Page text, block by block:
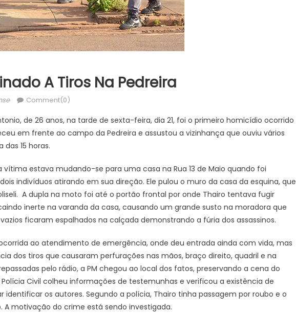
A Tiros Na Pedreira
Comment(0)
de 26 anos, na tarde de sexta-feira, dia 21, foi o primeiro homicídio ocorrido
em frente ao campo da Pedreira e assustou a vizinhança que ouviu vários
15 horas.
estava mudando-se para uma casa na Rua 13 de Maio quando foi
indivíduos atirando em sua direção. Ele pulou o muro da casa da esquina, que
A dupla na moto foi até o portão frontal por onde Thairo tentava fugir
inerte na varanda da casa, causando um grande susto na moradora que
ficaram espalhados na calçada demonstrando a fúria dos assassinos.
ao atendimento de emergência, onde deu entrada ainda com vida, mas
dos tiros que causaram perfurações nas mãos, braço direito, quadril e na
pelo rádio, a PM chegou ao local dos fatos, preservando a cena do
Civil colheu informações de testemunhas e verificou a existência de
os autores. Segundo a polícia, Thairo tinha passagem por roubo e o
motivação do crime está sendo investigada.